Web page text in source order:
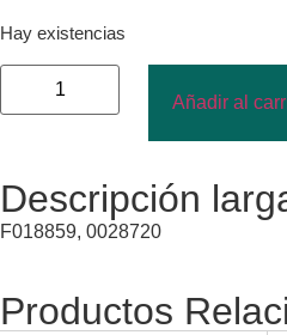
Hay existencias
Añadir al
Descripción
F018859, 0028720
Productos